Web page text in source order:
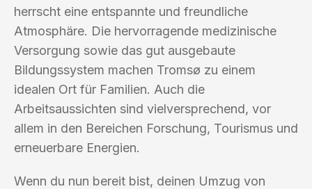
herrscht eine entspannte und freundliche
Atmosphäre. Die hervorragende medizinische
Versorgung sowie das gut ausgebaute
Bildungssystem machen Tromsø zu einem
idealen Ort für Familien. Auch die
Arbeitsaussichten sind vielversprechend, vor
allem in den Bereichen Forschung, Tourismus und
erneuerbare Energien.
Wenn du nun bereit bist, deinen Umzug von